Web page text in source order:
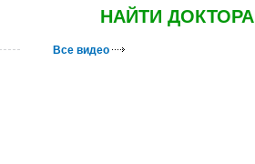
НАЙТИ ДОКТОРА
Все видео